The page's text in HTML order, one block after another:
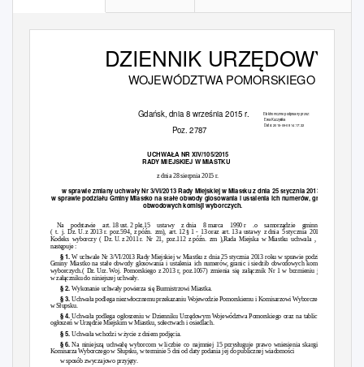
DZIENNIK URZĘDOWY
WOJEWÓDZTWA POMORSKIEGO
Elektronicznie podpisany przez:
Gdańsk, dnia 8 września 2015 r.
Ewa Kuczyska
Data: 2015-09-08 14:17:22
Poz. 2787
UCHWAŁA NR XIV/105/2015
RADY MIEJSKIEJ W MIASTKU
z dnia 28 sierpnia 2015 r.
w sprawie zmiany uchwały Nr 3/VI/2013 Rady Miejskiej wMiastku z dnia 25 stycznia 2013 roku
wsprawie podziału Gminy Miastko na stałe obwody glosowania i ustalenia ich numerów,granic i siedzib
obwodowych komisji wyborczych.
Na podstawie art. 18 ust. 2 pkt.15 ustawy z dnia 8 marca 1990 r .o samorządzie gminnym
( t. j. Dz. U. z 2013 r. poz.594, z późn. zm), art. 12§1 - 13 oraz art. 13 a ustawy z dnia 5 stycznia 2011 -
Kodeks wyborczy ( Dz. U. z 2011 r. Nr 21, poz.112 z późn. zm ),Rada Miejska w Miastku uchwala , co
następuje :
§1.W uchwale Nr 3/VI/2013 Rady Miejskiej w Miastku z dnia 25 stycznia 2013 roku w sprawie podziału
Gminy Miastko na stałe obwody glosowania i ustalenia ich numerów, granic isiedzib obwodowych komisji
wyborczych.( Dz. Urz. Woj. Pomorskiego z 2013 r, poz.1067) zmienia się załącznik Nr 1 w brzmieniu jak
wzałączniku do niniejszej uchwały.
§2.Wykonanie uchwały powierza się Burmistrzowi Miastka.
§3.Uchwała podlega niezwłocznemu przekazaniu Wojewodzie Pomorskiemu i Komisarzowi Wyborczemu
wSłupsku.
§4.Uchwała podlega ogłoszeniu w Dzienniku Urzędowym Województwa Pomorskiego oraz na tablicach
ogłoszeń w Urzędzie Miejskim w Miastku, sołectwach iosiedlach.
§5.Uchwała wchodzi w życie z dniem podjęcia.
§6.Na niniejszą uchwałę wyborcom w liczbie co najmniej 15 przysługuje prawo wniesienia skargi do
Komisarza Wyborczego w Słupsku, wterminie 5 dni od daty podania jej do publicznej wiadomości
w sposób zwyczajowo przyjęty.